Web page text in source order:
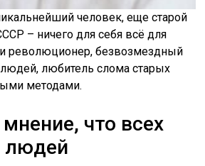
человек, еще старой
– ничего для себя всё для
революционер, безвозмездный
любитель слома старых
методами.
что всех
людей